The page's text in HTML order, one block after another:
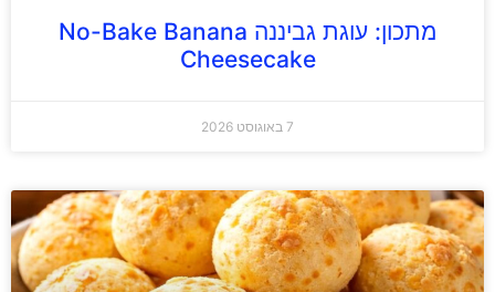
מתכון: עוגת גביננה No-Bake Banana
Cheesecake
7 באוגוסט 2026